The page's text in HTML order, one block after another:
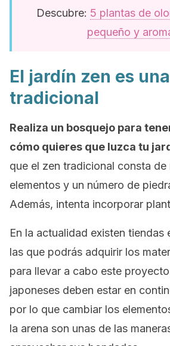
Descubre: 5 plantas de
pequeño y
El jardín zen es
tradicional
Realiza un bosquejo para
cómo quieres que luzca tu
que el zen tradicional consta
elementos y un número de
Además, intenta incorporar
En la actualidad existen tiendas
las que podrás adquirir los
para llevar a cabo este
japoneses deben estar en
por lo que cambiar los
la arena son unas de las